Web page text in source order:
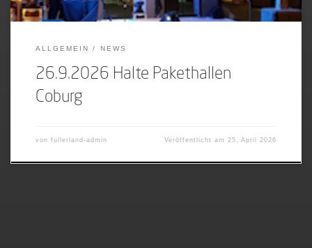
ALLGEMEIN NEWS
26.9.2026 Halte Pakethallen
Coburg
von fullerland-admin Veröffentlicht am25. April 2026